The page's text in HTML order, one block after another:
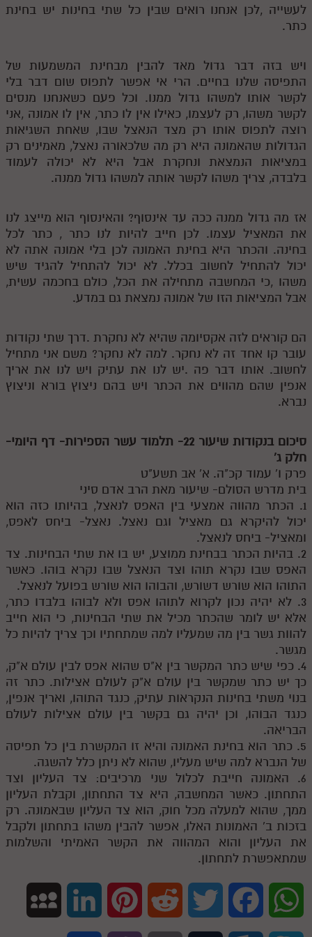
לעשייה ,לכן אנחנו רואים שבין כל שתי בחינות יש בחינת
כתר.
ויש בזה דבר גדול מאד להבין מבחינת המשמעות של
התפיסה שלנו בחיים. הרי אי אפשר לתפוס שום דבר בלי
לקשר אותו למשהו גדול ממנו. וכל פעם כשאנחנו מנסים
לקשר משהו, רק לעצמו, כאילו אין לו כתר, אין לו אמונה ,אני
רוצה לתפוס אותו רק מצד הנאצל שבו, שאחת השגיאות
הגדולות שהאמונה היא רק מה שלכאורה נאצל, מאמינים רק
במציאות הנמצאת ונחקרת אבל היא לא יכולה לעמוד
בלבדה, צריך משהו לקשר אותה למשהו גדול ממנה.
אז מה גדול ממנה ככה עד אינסוף? והאינסוף הוא מייצג לנו
את המאציל עצמו. לכן חייב להיות לנו כתר , כתר לכל
בחינה. והכתר היא בחינת האמונה לכן בלי אמונה אתה לא
יכול להתחיל לחשוב בכלל. לא יכול להתחיל להגיד שיש
משהו ,כי המחשבה מתחילה את הכל, כולם בחכמה עשית,
אבל המציאות הזו של אמונה נמצאת גם במדע.
הם קוראים לזה אקסיומה שהיא לא נחקרת .דרך שתי נקודות
עובר קו אחד זה לא נחקר. למה לא נחקר? משם אני מתחיל
לחשוב. אותו דבר פה .יש לנו את עתיק ויש לנו את אריך
אנפין שהם מהווים את הכתר ויש בהם ניצוץ בורא וניצוץ
נברא.
סיכום בנקודות שיעור 22- תלמוד עשר הספירות- דף היומי-
חלק ג'
פרק ו' עמוד קכ"ה. א' אב תשע"ט
בית מדרש הסולם- שיעור מאת הרב אדם סיני
1. הכתר מהווה אמצעי בין האפס לנאצל, בהיותו כזה הוא
יכול להיקרא גם מאציל וגם נאצל. נאצל- ביחס לאפס,
ומאציל- ביחס לנאצל.
2. בהיות הכתר בבחינת ממוצע, יש בו את שתי הבחינות. צד
האפס שבו נקרא תוהו וצד הנאצל שבו נקרא בוהו. כאשר
התוהו הוא שורש דשורש, והבוהו הוא שורש בפועל לנאצל.
3. לא יהיה נכון לקרוא לתוהו אפס ולא לבוהו בלבדו כתר,
אלא יש לומר שהכתר מכיל את שתי הבחינות, כי הוא חייב
להוות גשר בין מה שמעליו למה שמתחתיו וכך צריך להיות כל
מגשר.
4. כפי שיש כתר המקשר בין א"ס שהוא אפס לבין עולם א"ק,
כך יש כתר שמקשר בין עולם א"ק לעולם אצילות. כתר זה
בנוי משתי בחינות הנקראות עתיק, כנגד התוהו, ואריך אנפין,
כנגד הבוהו, וכן יהיה גם בקשר בין עולם אצילות לעולם
הבריאה.
5. כתר הוא בחינת האמונה והיא זו המקשרת בין כל תפיסה
של הנברא למה שיש מעליו, שהוא לא ניתן כלל להשגה.
6. האמונה חייבת לכלול שני מרכיבים: צד העליון וצד
התחתון. כאשר המחשבה, היא צד התחתון, וקבלת העליון
ממך, שהוא למעלה מכל חוק, הוא צד העליון שבאמונה. רק
בזכות ב' האמונות האלו, אפשר להבין משהו בתחתון ולקבל
את העליון והוא המהווה את הקשר האמיתי והשלמות
שמתאפשרת לתחתון.